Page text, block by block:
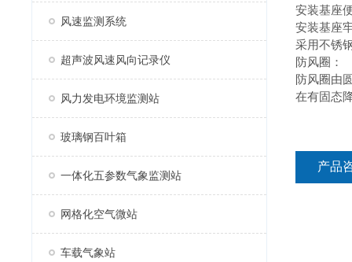
风速监测系统
超声波风速风向记录仪
风力发电环境监测站
玻璃钢百叶箱
一体化五参数气象监测站
网格化空气微站
车载气象站
安装基座
安装基座
采用不锈
防风圈：
防风圈由
在有固态
产品